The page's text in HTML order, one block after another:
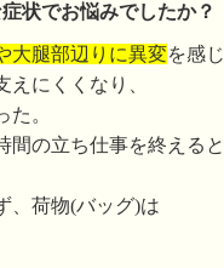
状でお悩みでしたか？
大腿部辺りに異変を感じ
にくくなり、
。
間の立ち仕事を終えると
、荷物(バッグ)は